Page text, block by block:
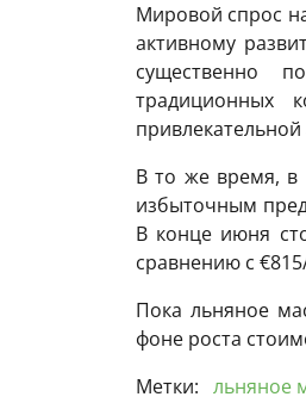
Мировой спрос
активному
существенно
традиционных
В то же время, в
избыточным
В конце июня
сравнению с
Пока льняное
фоне роста
Метки: льняное